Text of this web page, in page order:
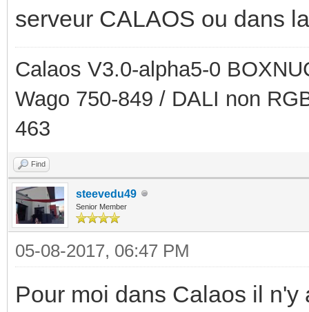
serveur CALAOS ou dans
Calaos V3.0-alpha5-0
Wago 750-849 / DALI non
463
Find
steevedu49
Senior Member
05-08-2017, 06:47 PM
Pour moi dans Calaos il n'y